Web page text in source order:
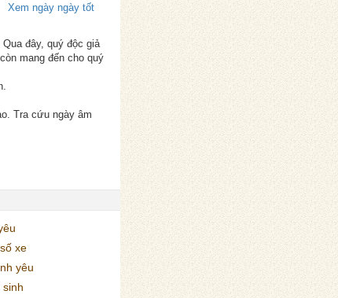
Xem ngày ngày tốt
đây, quý độc giả
còn mang đến cho quý
Tra cứu ngày âm
xe
yêu
sinh